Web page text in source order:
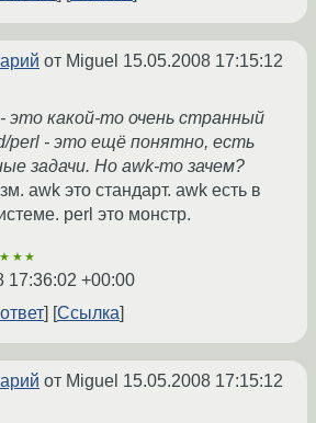
от Miguel 15.05.2008 17:15:12
это какой-то очень странный
perl - это ещё понятно, есть
задачи. Но awk-то зачем?
awk это стандарт. awk есть в
perl это монстр.
17:36:02 +00:00
Ссылка
от Miguel 15.05.2008 17:15:12